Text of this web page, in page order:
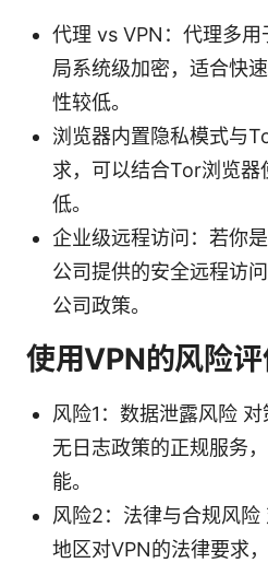
代理 vs VPN：代理多
局系统级加密，适合快
性较低。
浏览器内置隐私模式与
求，可以结合Tor浏览器
低。
企业级远程访问：若你
公司提供的安全远程访
公司政策。
使用VPN的风险
风险1：数据泄露风险 对
无日志政策的正规服务
能。
风险2：法律与合规风
地区对VPN的法律要求